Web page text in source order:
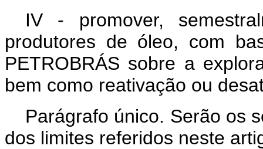
IV - promover,
produtores de óleo, com
PETROBRÁS sobre a
bem como reativação ou
Parágrafo único. Serão os
dos limites referidos neste